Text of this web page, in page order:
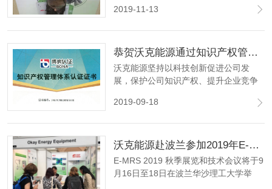
焊碰焊，焊点无虚焊漏焊，确保电机能
2019-11-13
恭贺沃克能源通过知识产权管理体系认证
沃克能源坚持以科技创新促进公司发
展，保护公司知识产权、提升企业竞争
战略，提升公司创新水平为知识产权目
准、客户满意、零缺陷"的高品质产品。
2019-09-18
沃克能源赴波兰参加2019年E-MRS秋季展会
E-MRS 2019 秋季展览和技术会议将于9
月16日至18日在波兰华沙理工大学举